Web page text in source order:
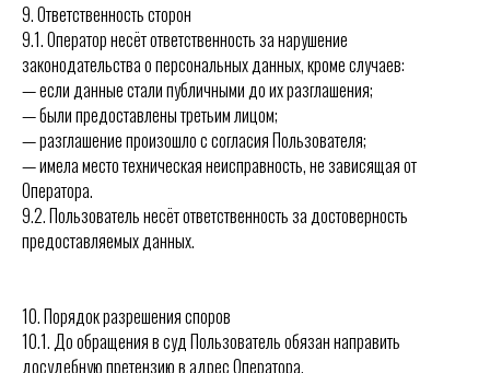
9. Ответственность сторон
9.1. Оператор несёт ответственность за нарушение
законодательства о персональных данных, кроме случаев:
— если данные стали публичными до их разглашения;
— были предоставлены третьим лицом;
— разглашение произошло с согласия Пользователя;
— имела место техническая неисправность, не зависящая от
Оператора.
9.2. Пользователь несёт ответственность за достоверность
предоставляемых данных.
10. Порядок разрешения споров
10.1. До обращения в суд Пользователь обязан направить
досудебную претензию в адрес Оператора.